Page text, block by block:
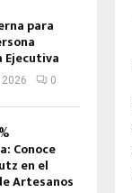
para
Ejecutiva
0
Conoce
en el
Artesanos